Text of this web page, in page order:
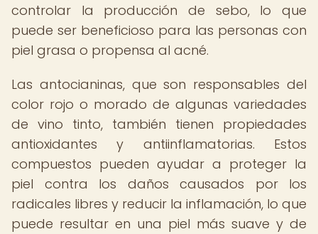
controlar la producción de sebo, lo que
puede ser beneficioso para las personas con
piel grasa o propensa al acné.
Las antocianinas, que son responsables del
color rojo o morado de algunas variedades
de vino tinto, también tienen propiedades
antioxidantes y antiinflamatorias. Estos
compuestos pueden ayudar a proteger la
piel contra los daños causados por los
radicales libres y reducir la inflamación, lo que
puede resultar en una piel más suave y de